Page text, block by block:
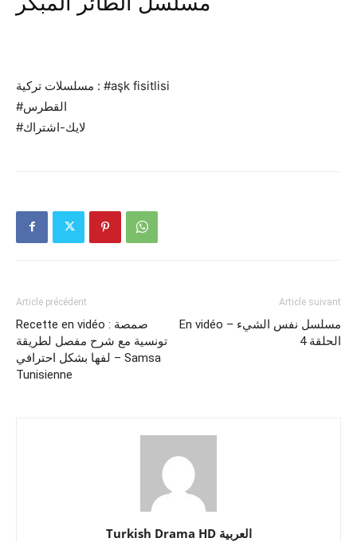
مسلسلات تركية : #aşk fisitlisi
#القطرس
#لايك-اشتراك
Article précédent
Recette en vidéo : صمصة
تونسية مع شرح مفصل لطريقة
لفها بشكل احترافي – Samsa
Tunisienne
Article suivant
En vidéo – مسلسل نفس الشيء
الحلقة 4
Turkish Drama HD العربية